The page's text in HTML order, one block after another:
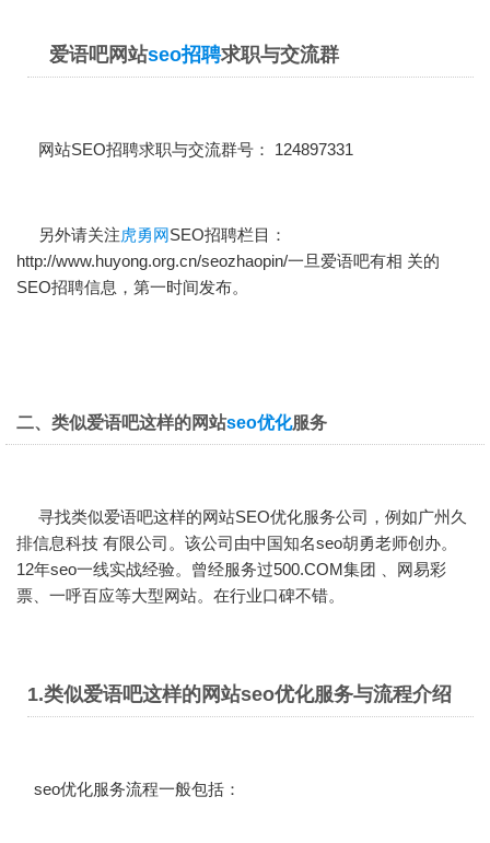
爱语吧网站seo招聘求职与交流群
网站SEO招聘求职与交流群号： 124897331
另外请关注虎勇网SEO招聘栏目：
http://www.huyong.org.cn/seozhaopin/一旦爱语吧有相 关的
SEO招聘信息，第一时间发布。
二、类似爱语吧这样的网站seo优化服务
寻找类似爱语吧这样的网站SEO优化服务公司，例如广州久
排信息科技 有限公司。该公司由中国知名seo胡勇老师创办。
12年seo一线实战经验。曾经服务过500.COM集团 、网易彩
票、一呼百应等大型网站。在行业口碑不错。
1.类似爱语吧这样的网站seo优化服务与流程介绍
seo优化服务流程一般包括：